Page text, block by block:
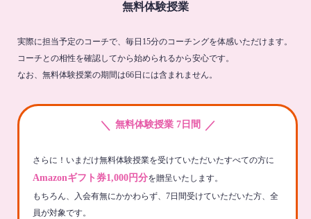
無料体験授業
実際に担当予定のコーチで、毎日15分のコーチングを体感いただけます。
コーチとの相性を確認してから始められるから安心です。
なお、無料体験授業の期間は66日には含まれません。
＼ 無料体験授業 7日間 ／
さらに！いまだけ無料体験授業を受けていただいたすべての方に
Amazonギフト券1,000円分を贈呈いたします。
もちろん、入会有無にかかわらず、7日間受けていただいた方、全
員が対象です。